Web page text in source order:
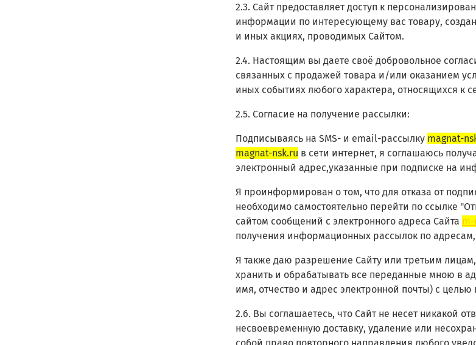
2.3. Сайт предоставляет доступ к
информации по интересующему вас товару,
и иных акциях, проводимых Сайтом.
2.4. Настоящим вы даете своё добровольное
связанных с продажей товара и/или оказанием
иных событиях любого характера, относящихся к
2.5. Согласие на получение рассылки:
Подписываясь на SMS- и email-рассылку magnat-
magnat-nsk.ru в сети интернет, я соглашаюсь
электронный адрес,указанные при подписке на
Я проинформирован о том, что для отказа от
необходимо самостоятельно перейти по ссылке
сайтом сообщений с электронного адреса Сайта
получения информационных рассылок по
Я также даю разрешение Сайту или третьим
хранить и обрабатывать все переданные мною в
имя, отчество и адрес электронной почты) с
2.6. Вы соглашаетесь, что Сайт не несет никакой
несвоевременную доставку, удаление или